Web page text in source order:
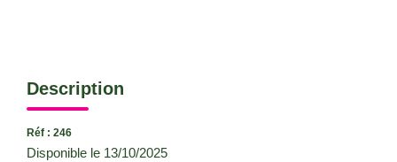
Description
Réf : 246
Disponible le 13/10/2025